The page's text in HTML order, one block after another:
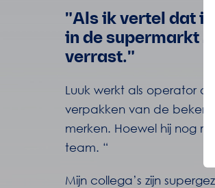
"Als ik vertel dat
in de supermarkt
verrast."
Luuk werkt als operator
verpakken van de
merken. Hoewel hij nog
team. “
Mijn collega’s zijn